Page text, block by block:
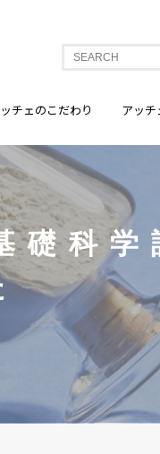
チェのこだわり アッ
礎科